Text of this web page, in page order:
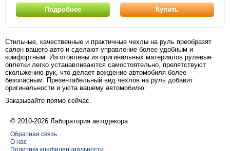
Подробнее Купить
Стильные, качественные и практичные чехлы на руль преобразят
салон вашего авто и сделают управление более удобным и
комфортным. Изготовлены из оригинальных материалов рулевые
оплетки легко устанавливаются самостоятельно, препятствуют
скольжению рук, что делает вождение автомобиля более
безопасным. Презентабельный вид чехлов на руль добавит
оригинальности и уюта вашему автомобилю.
Заказывайте прямо сейчас.
© 2010-2026 Лаборатория автодекора
Обратная связь
О нас
Политика конфиденциальности